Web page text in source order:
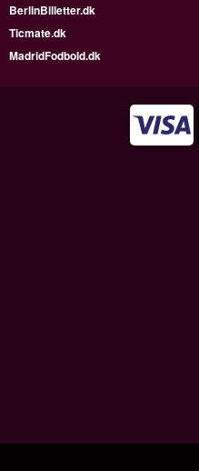
BerlinBilletter.dk
Ticmate.dk
MadridFodbold.dk